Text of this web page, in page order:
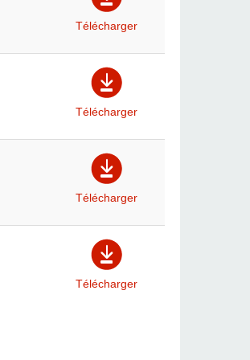
Télécharger
Télécharger
Télécharger
Télécharger